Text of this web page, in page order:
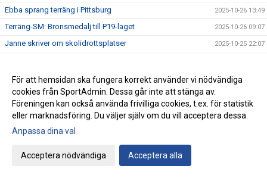
Ebba sprang terräng i Pittsburg 2025-10-26 13:49
Terräng-SM: Bronsmedalj till P19-laget 2025-10-26 09:07
Janne skriver om skolidrottsplatser 2025-10-25 22:07
Terräng-SM: Silver till Nina i K55 2025-10-24 09:24
Terräng-SM: Veteran-silver till Kenneth Gysing 2025-10-23 08:03
Vilka fantastiska funktionärer vi har! 2025-10-22 21:19
Terräng-SM: Dubbelt i lagtävlingen i P17
Stark trio juniorlöpare från IFK i Nordiska mästerskapen i
terräng
Terräng-SM: Samuels första USM-guld
För att hemsidan ska fungera korrekt använder vi nödvändiga
cookies från SportAdmin. Dessa går inte att stänga av.
Föreningen kan också använda frivilliga cookies, t.ex. för statistik
eller marknadsföring. Du väljer själv om du vill acceptera dessa.
Anpassa dina val
Acceptera nödvändiga Acceptera alla